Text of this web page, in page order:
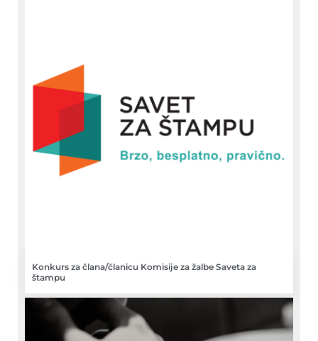
Konkurs za člana/članicu Komisije za žalbe Saveta za
štampu